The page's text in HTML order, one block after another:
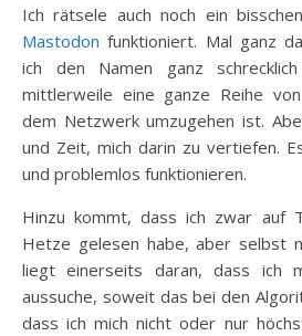
Ich rätsele auch noch ein
Mastodon funktioniert. Mal ganz
ich den Namen ganz
mittlerweile eine ganze Reihe
dem Netzwerk umzugehen ist.
und Zeit, mich darin zu vertiefen.
und problemlos funktionieren.
Hinzu kommt, dass ich zwar auf
Hetze gelesen habe, aber selbst
liegt einerseits daran, dass ich
aussuche, soweit das bei den
dass ich mich nicht oder nur